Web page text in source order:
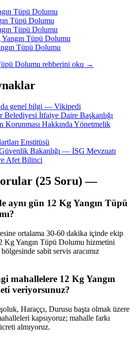
Tüpü Dolumu
Tüpü Dolumu
Tüpü Dolumu
Tüpü Dolumu
Tüpü Dolumu
Dolumu rehberini oku →
genel bilgi — Vikipedi
Belediyesi İtfaiye Daire Başkanlığı
Korunması Hakkında Yönetmelik
Enstitüsü
Bakanlığı — İSG Mevzuatı
Afet Bilinci
(25 Soru) —
aynı gün 12 Kg Yangın Tüpü
ortalama 30-60 dakika içinde ekip
Kg Yangın Tüpü Dolumu hizmetini
sabit servis aracımız
mahallelere 12 Kg Yangın
veriyorsunuz?
Haraççı, Durusu başta olmak üzere
kapsıyoruz; mahalle farkı
almıyoruz.